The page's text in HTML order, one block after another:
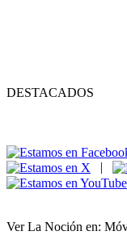
DESTACADOS
|
Ver La Noción en: